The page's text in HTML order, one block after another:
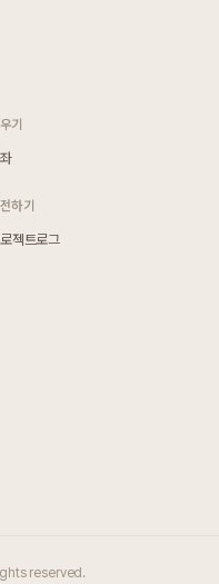
기
하기
젝트로그
reserved.